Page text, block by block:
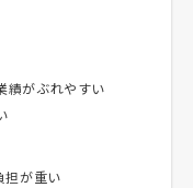
績がぶれやすい
担が重い